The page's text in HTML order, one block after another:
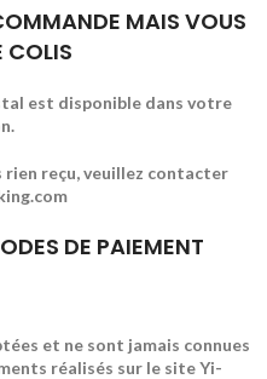
MAIS VOUS
COLIS
est disponible dans votre
rien reçu, veuillez contacter
DE PAIEMENT
et ne sont jamais connues
réalisés sur le site Yi-